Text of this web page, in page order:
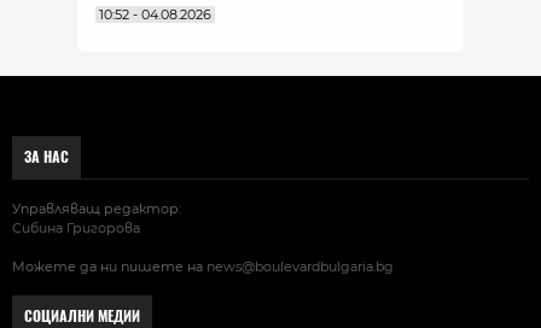
10:52 - 04.08.2026
ЗА НАС
Управляващ редактор:
Сибина Григорова
Можете да ни пишете на news@boulevardbulgaria.bg
СОЦИАЛНИ МЕДИИ